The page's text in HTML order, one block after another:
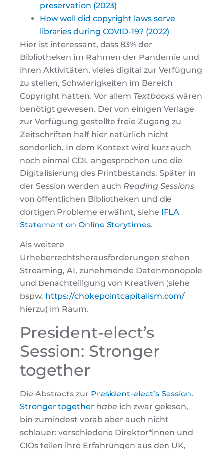
preservation (2023)
How well did copyright laws serve
libraries during COVID-19? (2022)
Hier ist interessant, dass 83% der
Bibliotheken im Rahmen der Pandemie und
ihren Aktivitäten, vieles digital zur Verfügung
zu stellen, Schwierigkeiten im Bereich
Copyright hatten. Vor allem Textbooks wären
benötigt gewesen. Der von einigen Verlage
zur Verfügung gestellte freie Zugang zu
Zeitschriften half hier natürlich nicht
sonderlich. In dem Kontext wird kurz auch
noch einmal CDL angesprochen und die
Digitalisierung des Printbestands. Später in
der Session werden auch Reading Sessions
von öffentlichen Bibliotheken und die
dortigen Probleme erwähnt, siehe IFLA
Statement on Online Storytimes.
Als weitere
Urheberrechtsherausforderungen stehen
Streaming, AI, zunehmende Datenmonopole
und Benachteiligung von Kreativen (siehe
bspw. https://chokepointcapitalism.com/
hierzu) im Raum.
President-elect’s
Session: Stronger
together
Die Abstracts zur President-elect’s Session:
Stronger together habe ich zwar gelesen,
bin zumindest vorab aber auch nicht
schlauer: verschiedene Direktor*innen und
CIOs teilen ihre Erfahrungen aus den UK,